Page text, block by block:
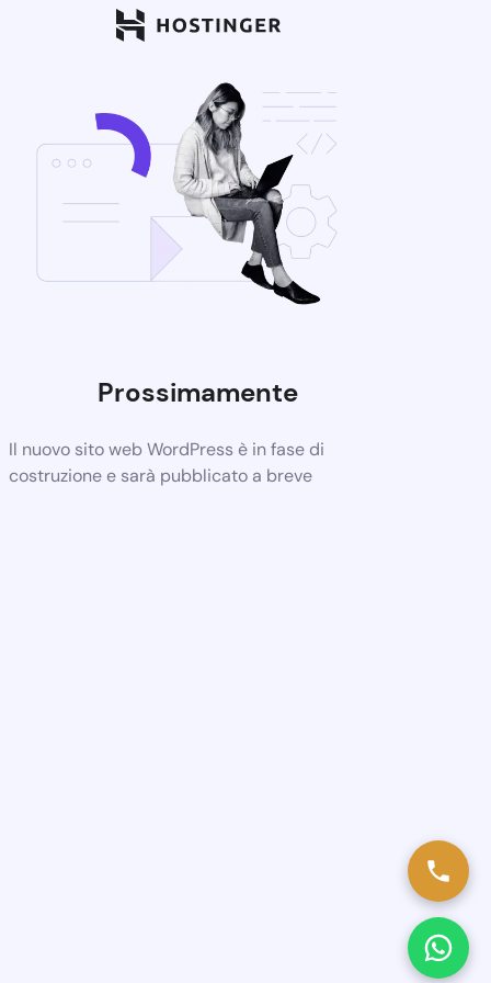
Prossimamente
Il nuovo sito web WordPress è in fase di
costruzione e sarà pubblicato a breve